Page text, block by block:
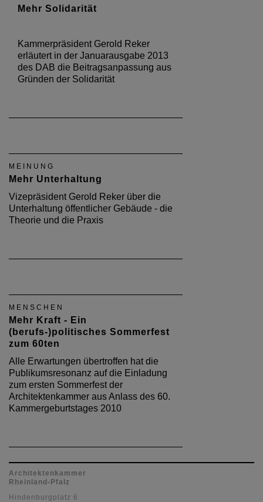
Mehr Solidarität
Kammerpräsident Gerold Reker
erläutert in der Januarausgabe 2013
des DAB die Beitragsanpassung aus
Gründen der Solidarität
MEINUNG
Mehr Unterhaltung
Vizepräsident Gerold Reker über die
Unterhaltung öffentlicher Gebäude - die
Theorie und die Praxis
MENSCHEN
Mehr Kraft - Ein
(berufs-)politisches Sommerfest
zum 60ten
Alle Erwartungen übertroffen hat die
Publikumsresonanz auf die Einladung
zum ersten Sommerfest der
Architektenkammer aus Anlass des 60.
Kammergeburtstages 2010
Architektenkammer
Rheinland-Pfalz
Hindenburgplatz 6